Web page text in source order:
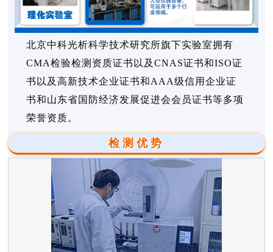
北京中科光析科学技术研究所旗下实验室拥有
CMA检验检测资质证书以及CNAS证书和ISO证
书以及高新技术企业证书和AAA级信用企业证
书和山东省国防经济发展促进会会员证书等多项
荣誉资质。
检测优势